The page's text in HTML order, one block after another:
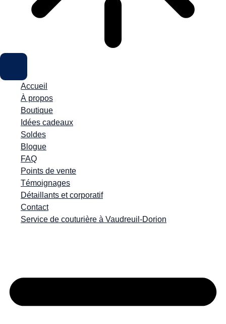
Accueil
À propos
Boutique
Idées cadeaux
Soldes
Blogue
FAQ
Points de vente
Témoignages
Détaillants et corporatif
Contact
Service de couturière à Vaudreuil-Dorion